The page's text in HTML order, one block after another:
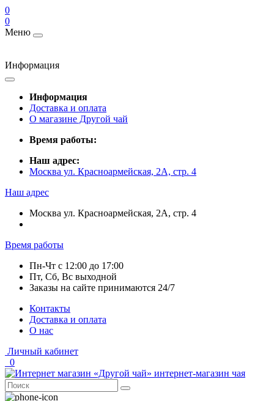
0
0
Меню
Информация
Информация
Доставка и оплата
О магазине Другой чай
Время работы:
Наш адрес:
Москва ул. Красноармейская, 2А, стр. 4
Наш адрес
Москва ул. Красноармейская, 2А, стр. 4
Время работы
Пн-Чт c 12:00 до 17:00
Пт, Сб, Вс выходной
Заказы на сайте принимаются 24/7
Контакты
Доставка и оплата
О нас
Личный кабинет
0
интернет-магазин чая